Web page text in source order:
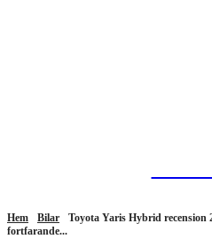
Hem Bilar
Toyota Yaris Hybrid recension
fortfarande...